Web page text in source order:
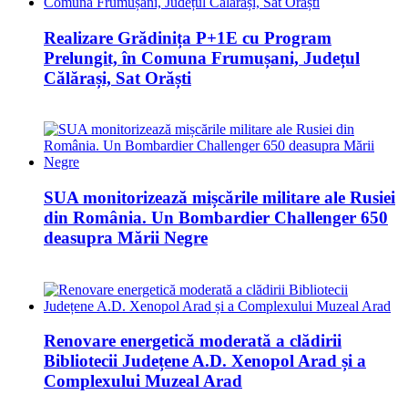
Realizare Grădinița P+1E cu Program
Prelungit, în Comuna Frumușani, Județul
Călărași, Sat Orăști
SUA monitorizează mișcările militare ale Rusiei
din România. Un Bombardier Challenger 650
deasupra Mării Negre
Renovare energetică moderată a clădirii
Bibliotecii Județene A.D. Xenopol Arad și a
Complexului Muzeal Arad